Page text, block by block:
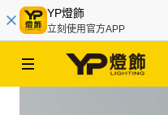
YP燈飾
立刻使用官方APP